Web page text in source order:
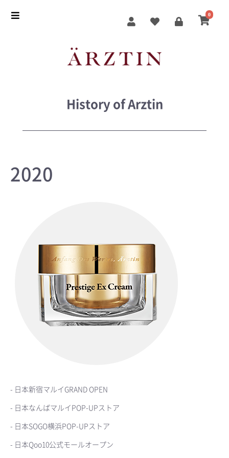
0
History of Arztin
2020
- 日本新宿マルイGRAND OPEN
- 日本なんばマルイPOP-UPストア
- 日本SOGO横浜POP-UPストア
- 日本Qoo10公式モールオープン